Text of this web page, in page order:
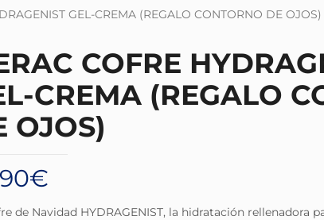
GEL-CREMA (REGALO CONTORNO DE OJOS)
COFRE
CREMA (REGALO
OJOS)
€
de Navidad HYDRAGENIST, la hidratación rellenadora